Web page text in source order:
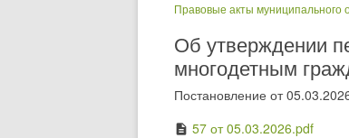
Правовые акты муниципального
Об утверждении
многодетным
Постановление от
description 57 от 05.03.2026.pdf